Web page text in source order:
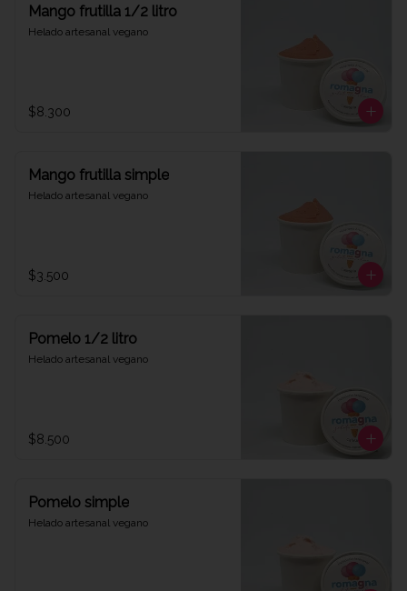
Mango frutilla 1/2 litro
Helado artesanal vegano
$8.300
Mango frutilla simple
Helado artesanal vegano
$3.500
Pomelo 1/2 litro
Helado artesanal vegano
$8.500
Pomelo simple
Helado artesanal vegano